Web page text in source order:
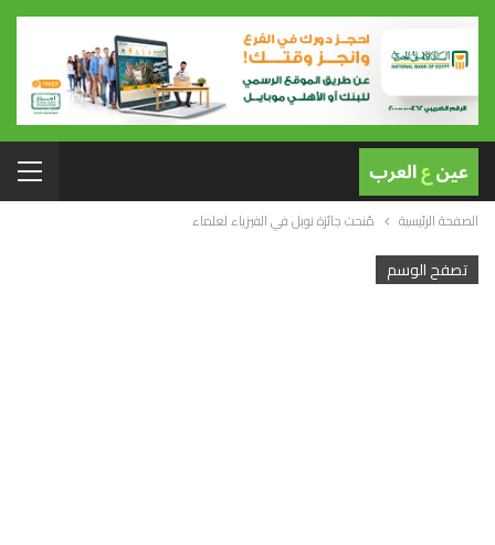
الصفحة الرئيسية مُنحت جائزة نوبل في الفيزياء لعلماء
تصفح الوسم